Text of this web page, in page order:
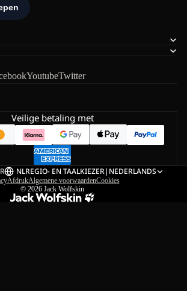
YoutubeTwitter
Veilige betaling met
NLREGIO- EN TAALKIEZER| NEDERLANDS
AfdrukAlgemene voorwaardenCookies
© 2026 Jack Wolfskin